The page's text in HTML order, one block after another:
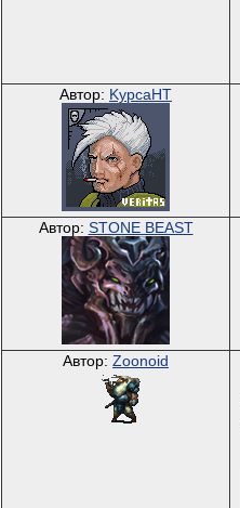
Автор: KypcaHT
Автор: STONE BEAST
Автор: Zoonoid